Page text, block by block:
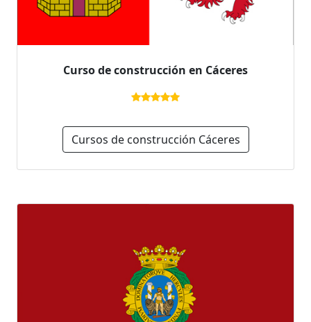
Curso de construcción en Cáceres
Cursos de construcción Cáceres